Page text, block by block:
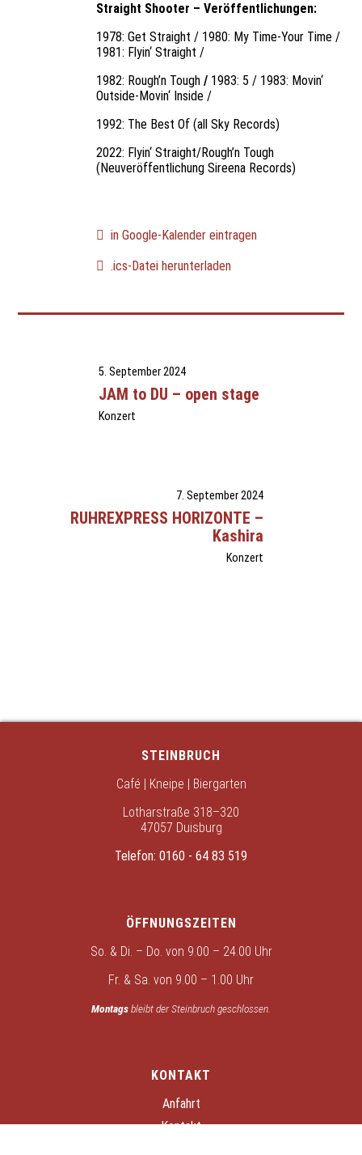
Straight Shooter – Veröffentlichungen:
1978: Get Straight / 1980: My Time-Your Time /
1981: Flyin‘ Straight /
1982: Rough’n Tough / 1983: 5 / 1983: Movin‘
Outside-Movin‘ Inside /
1992: The Best Of (all Sky Records)
2022: Flyin‘ Straight/Rough’n Tough
(Neuveröffentlichung Sireena Records)
in Google-Kalender eintragen
.ics-Datei herunterladen
5. September 2024
JAM to DU – open stage
Konzert
7. September 2024
RUHREXPRESS HORIZONTE –
Kashira
Konzert
STEINBRUCH
Café | Kneipe | Biergarten
Lotharstraße 318–320
47057 Duisburg
Telefon: 0160 - 64 83 519
ÖFFNUNGSZEITEN
So. & Di. – Do. von 9.00 – 24.00 Uhr
Fr. & Sa. von 9.00 – 1.00 Uhr
Montagsbleibt der Steinbruch geschlossen.
KONTAKT
Anfahrt
Kontakt